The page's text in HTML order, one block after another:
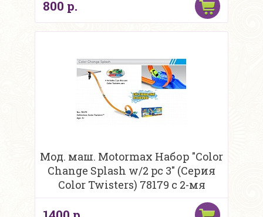
800 р.
Мод. маш. Motormax Набор "Color
Change Splash w/2 pc 3" (Серия
Сolor Twisters) 78179 c 2-мя
машинка